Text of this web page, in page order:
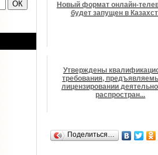
Новый формат онлайн-
будет запущен в
Утверждены
требования,
лицензировании
распростран...
Поделиться…